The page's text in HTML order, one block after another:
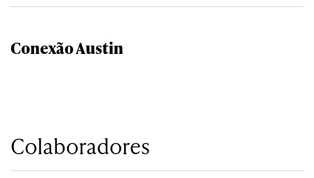
Conexão Austin
Colaboradores